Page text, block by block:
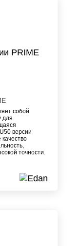
собой
для
версии
точности.